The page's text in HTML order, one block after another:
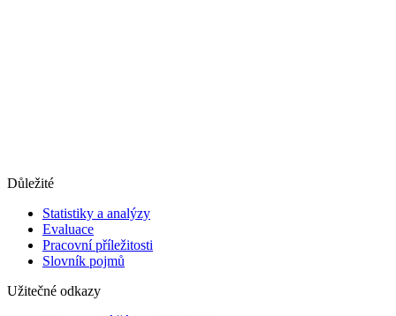
Důležité
Statistiky a analýzy
Evaluace
Pracovní příležitosti
Slovník pojmů
Užitečné odkazy